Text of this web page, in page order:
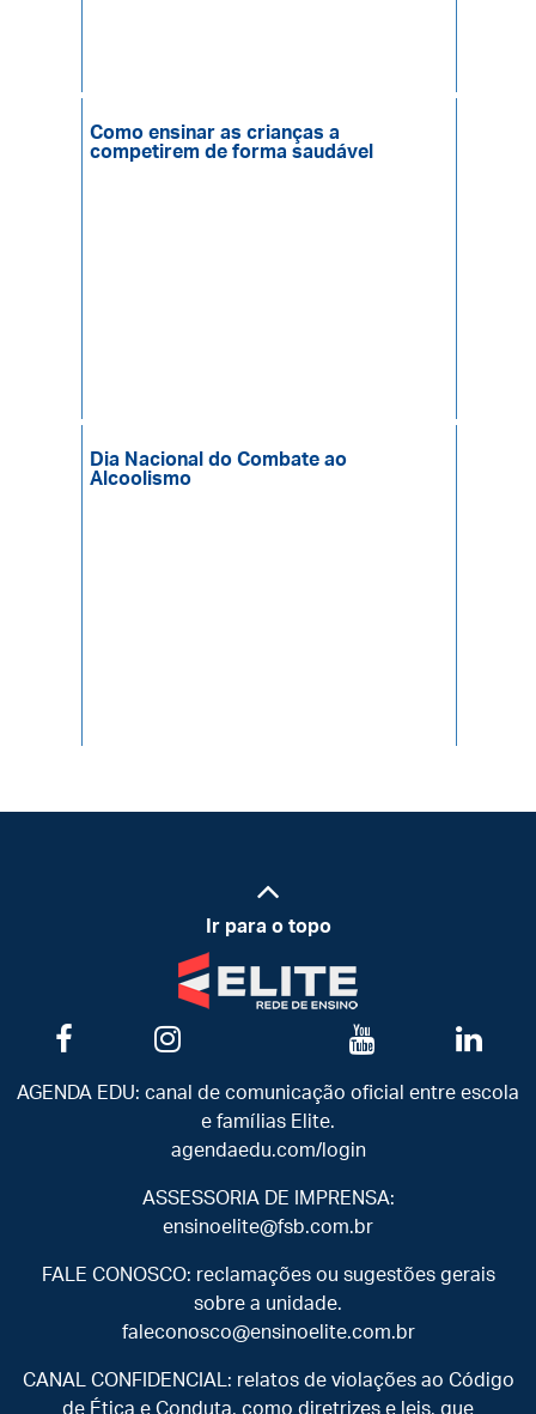
Como ensinar as crianças a
competirem de forma saudável
Dia Nacional do Combate ao
Alcoolismo
Ir para o topo
AGENDA EDU: canal de comunicação oficial entre escola
e famílias Elite.
agendaedu.com/login
ASSESSORIA DE IMPRENSA:
ensinoelite@fsb.com.br
FALE CONOSCO: reclamações ou sugestões gerais
sobre a unidade.
faleconosco@ensinoelite.com.br
CANAL CONFIDENCIAL: relatos de violações ao Código
de Ética e Conduta, como diretrizes e leis, que